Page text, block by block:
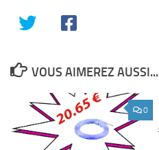
VOUS AIMEREZ AUSSI...
0